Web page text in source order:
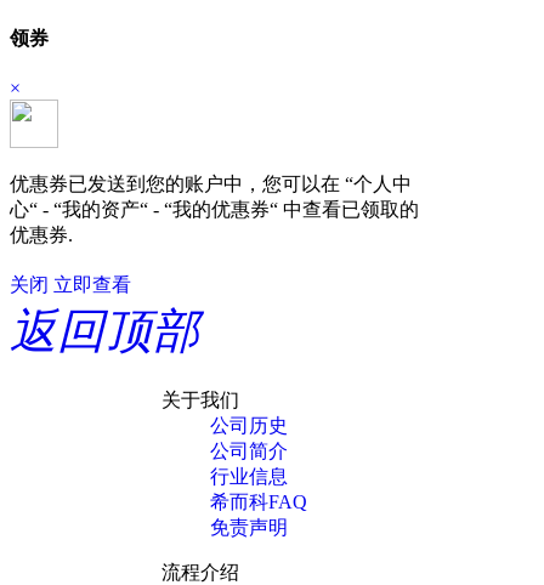
领券
×
优惠券已发送到您的账户中，您可以在 “个人中
心“ - “我的资产“ - “我的优惠券“ 中查看已领取的
优惠券.
关闭 立即查看
返回顶部
关于我们
公司历史
公司简介
行业信息
希而科FAQ
免责声明
流程介绍